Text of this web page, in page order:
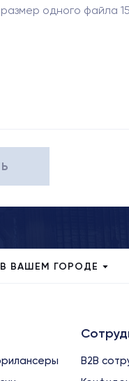
одного файла
БЮРО ПЕРЕВОДОВ АДМИРАЛ В ВАШЕМ ГОРОДЕ
B2B